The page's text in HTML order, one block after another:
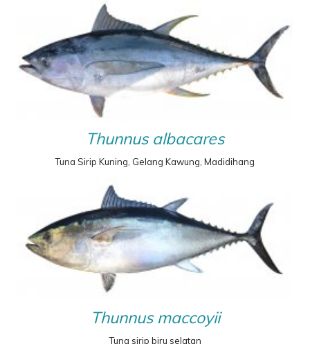
Thunnus albacares
Tuna Sirip Kuning, Gelang Kawung, Madidihang
Thunnus maccoyii
Tuna sirip biru selatan